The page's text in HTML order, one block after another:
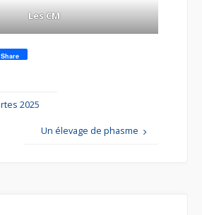
Les CM
Share
2025
Un élevage de phasme